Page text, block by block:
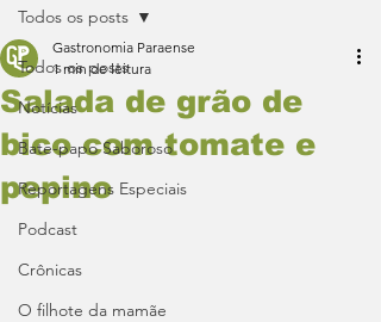
Todos os posts
Notícias
Bate-papo Saboroso
Reportagens Especiais
Podcast
Crônicas
O filhote da mamãe
Todos os posts
Salada de grão de
bico com tomate e
pepino
Gastronomia Paraense
1 min de leitura